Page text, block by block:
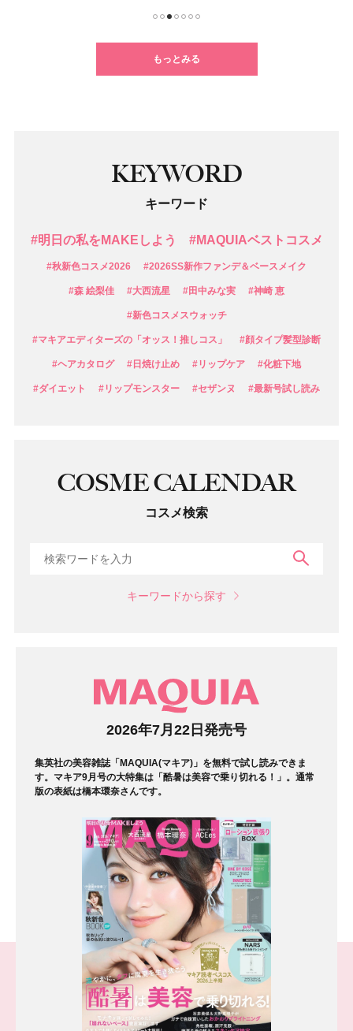
もっとみる
KEYWORD
キーワード
#明日の私をMAKEしよう #MAQUIAベストコスメ
#秋新色コスメ2026 #2026SS新作ファンデ＆ベースメイク
#森 絵梨佳 #大西流星 #田中みな実 #神崎 恵
#新色コスメスウォッチ
#マキアエディターズの「オッス！推しコス」 #顔タイプ髪型診断
#ヘアカタログ #日焼け止め #リップケア #化粧下地
#ダイエット #リップモンスター #セザンヌ #最新号試し読み
COSME CALENDAR
コスメ検索
キーワードから探す
2026年7月22日発売号
集英社の美容雑誌「MAQUIA(マキア)」を無料で試し読みできま
す。マキア9月号の大特集は「酷暑は美容で乗り切れる！」。通常
版の表紙は橋本環奈さんです。